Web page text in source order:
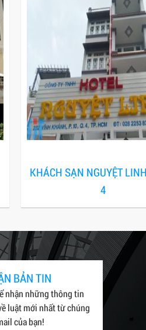
KHÁCH SẠN NGUYỆT
4
BẢN TIN
nhận những thông tin
luật mới nhất từ chúng
của bạn!